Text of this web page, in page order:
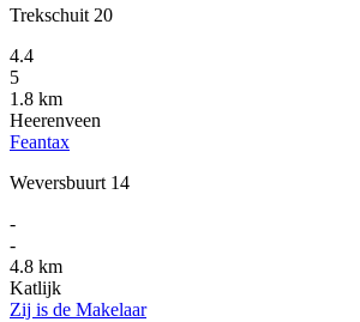
Trekschuit 20
4.4
5
1.8 km
Heerenveen
Feantax
Weversbuurt 14
-
-
4.8 km
Katlijk
Zij is de Makelaar